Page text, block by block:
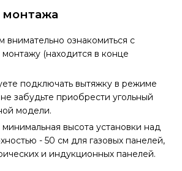
ознакомиться с
(находится в конце
подключать вытяжку в режиме
забудьте приобрести угольный
модели.
высота установки над
- 50 см для газовых панелей,
и индукционных панелей.